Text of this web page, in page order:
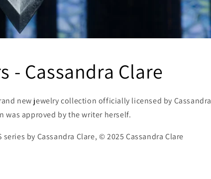
- Cassandra Clare
new jewelry collection officially licensed by Cassandra
was approved by the writer herself.
series by Cassandra Clare, © 2025 Cassandra Clare